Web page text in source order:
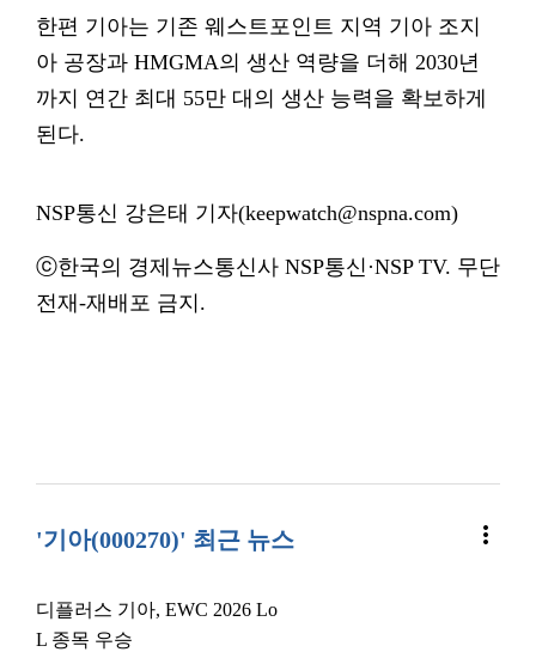
한편 기아는 기존 웨스트포인트 지역 기아 조지
아 공장과 HMGMA의 생산 역량을 더해 2030년
까지 연간 최대 55만 대의 생산 능력을 확보하게
된다.
NSP통신 강은태 기자(keepwatch@nspna.com)
ⓒ한국의 경제뉴스통신사 NSP통신·NSP TV. 무단
전재-재배포 금지.
'기아(000270)' 최근 뉴스 more_vert
디플러스 기아, EWC 2026 Lo
L 종목 우승